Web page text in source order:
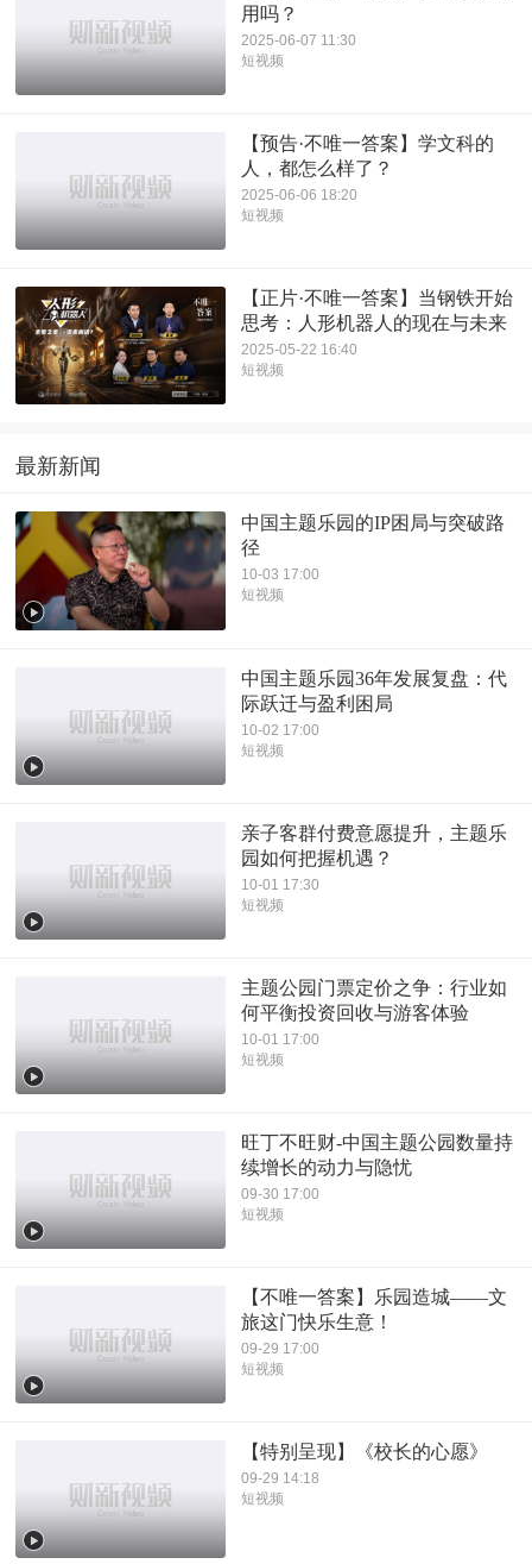
用吗？
2025-06-07 11:30
短视频
【预告·不唯一答案】学文科的
人，都怎么样了？
2025-06-06 18:20
短视频
【正片·不唯一答案】当钢铁开始
思考：人形机器人的现在与未来
2025-05-22 16:40
短视频
最新新闻
中国主题乐园的IP困局与突破路
径
10-03 17:00
短视频
中国主题乐园36年发展复盘：代
际跃迁与盈利困局
10-02 17:00
短视频
亲子客群付费意愿提升，主题乐
园如何把握机遇？
10-01 17:30
短视频
主题公园门票定价之争：行业如
何平衡投资回收与游客体验
10-01 17:00
短视频
旺丁不旺财-中国主题公园数量持
续增长的动力与隐忧
09-30 17:00
短视频
【不唯一答案】乐园造城——文
旅这门快乐生意！
09-29 17:00
短视频
【特别呈现】《校长的心愿》
09-29 14:18
短视频